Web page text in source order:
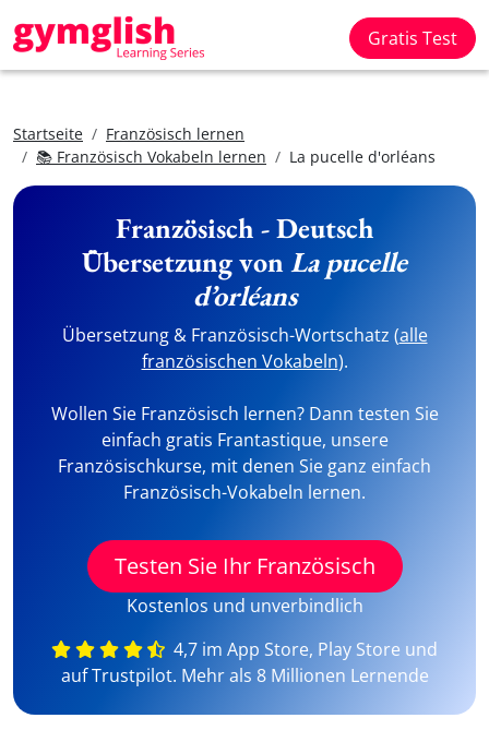
Gratis Test
Startseite
Französisch lernen
📚 Französisch Vokabeln lernen
La pucelle d'orléans
Französisch - Deutsch
Übersetzung vonLa pucelle
d’orléans
Übersetzung & Französisch-Wortschatz (alle
französischen Vokabeln).
Wollen Sie Französisch lernen? Dann testen Sie
einfach gratis Frantastique, unsere
Französischkurse, mit denen Sie ganz einfach
Französisch-Vokabeln lernen.
Testen Sie Ihr Französisch
Kostenlos und unverbindlich
4,7 im App Store, Play Store und
auf Trustpilot. Mehr als 8 Millionen Lernende